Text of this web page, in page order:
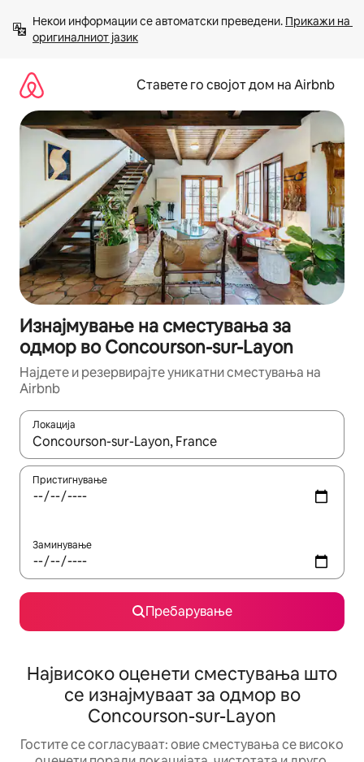
содржина
Некои информации се автоматски преведени. Прикажи на
оригиналниот јазик
Ставете го својот дом на Airbnb
Изнајмување на сместувања за
одмор во Concourson-sur-Layon
Најдете и резервирајте уникатни сместувања на
Airbnb
Локација
Кога резултатите се достапни, движете се со копчињата
Пристигнување
Заминување
Пребарување
Највисоко оценети сместувања што
се изнајмуваат за одмор во
Concourson-sur-Layon
Гостите се согласуваат: овие сместувања се високо